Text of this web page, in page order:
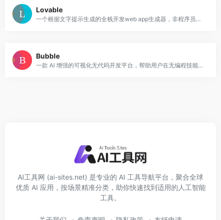
Lovable
一个根据文字提示生成的全栈开发web app生成器，非程序员也能从自然语言描述中快速构建可部署的前端 + 后端项目。
Bubble
一款 AI 增强的可视化无代码开发平台，帮助用户在无编程技能的情况下，构建功能完整的 Web 和移动应用。
AI工具网 (ai-sites.net) 是专业的 AI 工具导航平台，聚合全球
优质 AI 应用，按场景精准分类，助你快速找到适用的人工智能
工具。